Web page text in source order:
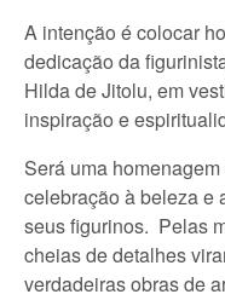
A intenção é colocar
dedicação da
Hilda de Jitolu, em
inspiração e
Será uma
celebração à beleza e
seus figurinos. Pelas
cheias de detalhes
verdadeiras obras de